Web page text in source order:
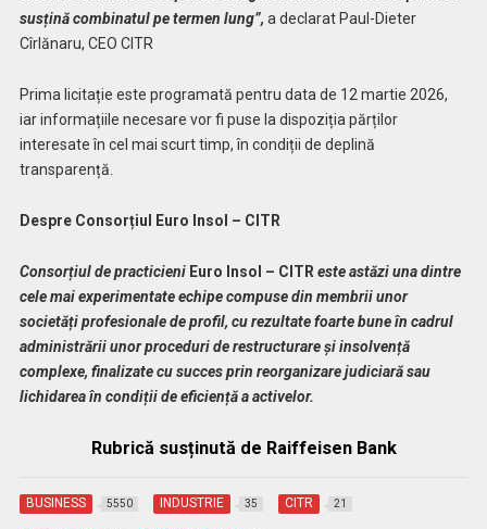
susțină combinatul pe termen lung”, a declarat Paul-Dieter
Cîrlănaru, CEO CITR
Prima licitație este programată pentru data de 12 martie 2026,
iar informațiile necesare vor fi puse la dispoziția părților
interesate în cel mai scurt timp, în condiții de deplină
transparență.
Despre Consorțiul Euro Insol – CITR
Consorțiul de practicieni Euro Insol – CITR este astăzi una dintre
cele mai experimentate echipe compuse din membrii unor
societăți profesionale de profil, cu rezultate foarte bune în cadrul
administrării unor proceduri de restructurare și insolvență
complexe, finalizate cu succes prin reorganizare judiciară sau
lichidarea în condiții de eficiență a activelor.
Rubrică susținută de Raiffeisen Bank
BUSINESS 5550 INDUSTRIE 35 CITR 21